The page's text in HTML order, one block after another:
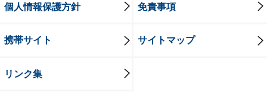
個人情報保護方針 免責事項
携帯サイト サイトマップ
リンク集